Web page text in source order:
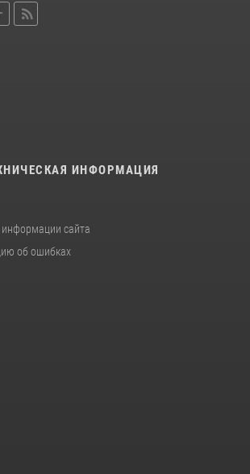
ИНФОРМАЦИЯ
сайта
об ошибках